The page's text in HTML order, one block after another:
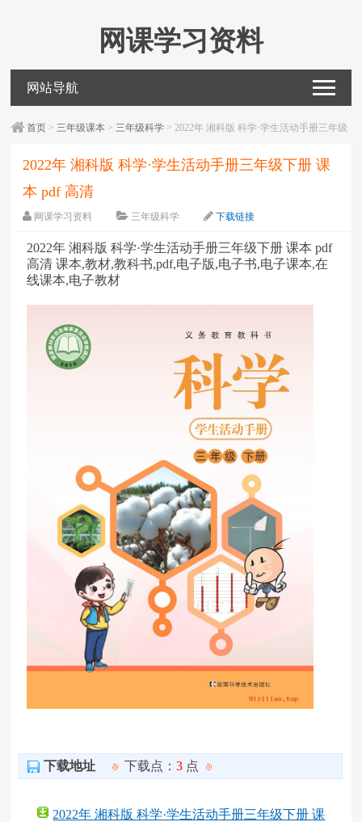
网课学习资料
网站导航
首页 > 三年级课本 > 三年级科学 > 2022年 湘科版 科学·学生活动手册三年级
2022年 湘科版 科学·学生活动手册三年级下册 课
本 pdf 高清
网课学习资料 三年级科学
下载链接
2022年 湘科版 科学·学生活动手册三年级下册 课本 pdf
高清 课本,教材,教科书,pdf,电子版,电子书,电子课本,在
线课本,电子教材
下载地址 下载点：3 点
2022年 湘科版 科学·学生活动手册三年级下册 课